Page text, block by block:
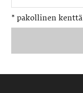
* pakollinen kenttä